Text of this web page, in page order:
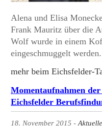
Alena und Elisa
Frank Mauritz über die
Wolf wurde in einem
eingeschmuggelt
mehr beim Eichsfelder-
Momentaufnahmen
Eichsfelder
18. November 2015